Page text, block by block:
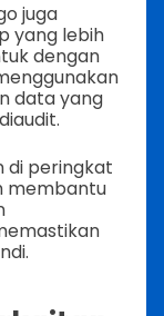
juga
yang lebih
dengan
data yang
di peringkat
membantu